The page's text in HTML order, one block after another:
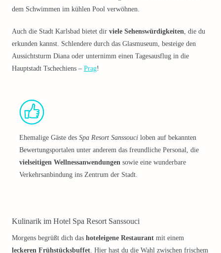
dem Schwimmen im kühlen Pool verwöhnen.
Auch die Stadt Karlsbad bietet dir viele Sehenswürdigkeiten, die du
erkunden kannst. Schlendere durch das Glasmuseum, besteige den
Aussichtsturm Diana oder unternimm einen Tagesausflug in die
Hauptstadt Tschechiens – Prag!
Ehemalige Gäste des Spa Resort Sanssouci loben auf bekannten
Bewertungsportalen unter anderem das freundliche Personal, die
vielseitigen Wellnessanwendungen sowie eine wunderbare
Verkehrsanbindung ins Zentrum der Stadt.
Kulinarik im Hotel Spa Resort Sanssouci
Morgens begrüßt dich das hoteleigene Restaurant mit einem
leckeren Frühstücksbuffet. Hier hast du die Wahl zwischen frischem